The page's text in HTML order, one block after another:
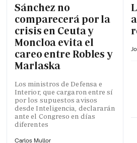
Sánchez no
comparecerá por la
crisis en Ceuta y
Moncloa evita el
careo entre Robles y
Marlaska
Los ministros de Defensa e
Interior, que cargaron entre sí
por los supuestos avisos
desde Inteligencia, declararán
ante el Congreso en días
diferentes
Carlos Mullor